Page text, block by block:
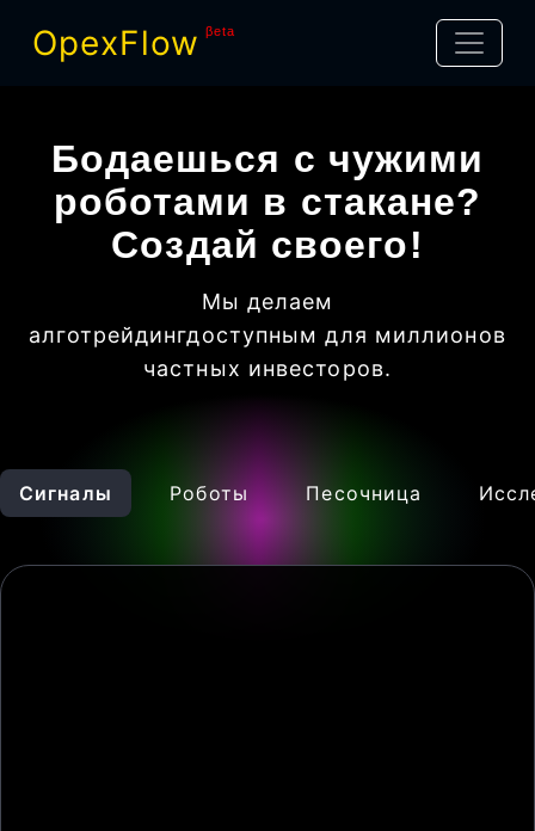
OpexFlow βeta
Бодаешься с чужими
роботами в стакане?
Создай своего!
Мы делаем
алготрейдингдоступным для миллионов
частных инвесторов.
Сигналы Роботы Песочница